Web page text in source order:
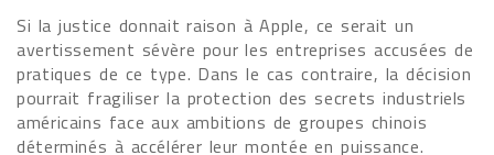
Si la justice donnait raison à Apple, ce serait un
avertissement sévère pour les entreprises accusées de
pratiques de ce type. Dans le cas contraire, la décision
pourrait fragiliser la protection des secrets industriels
américains face aux ambitions de groupes chinois
déterminés à accélérer leur montée en puissance.